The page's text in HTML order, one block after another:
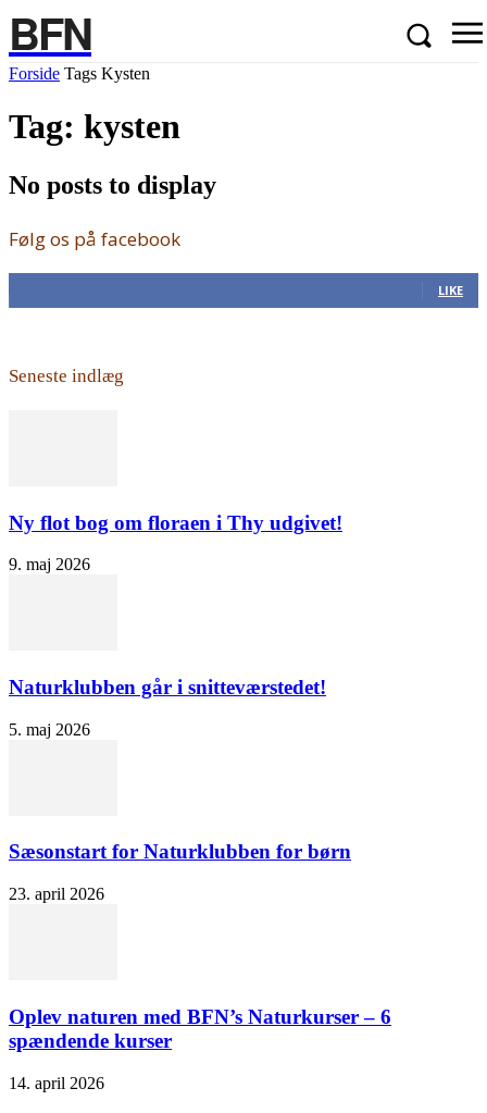
BFN
Forside Tags Kysten
Tag: kysten
No posts to display
Følg os på facebook
LIKE
Seneste indlæg
Ny flot bog om floraen i Thy udgivet!
9. maj 2026
Naturklubben går i snitteværstedet!
5. maj 2026
Sæsonstart for Naturklubben for børn
23. april 2026
Oplev naturen med BFN’s Naturkurser – 6
spændende kurser
14. april 2026